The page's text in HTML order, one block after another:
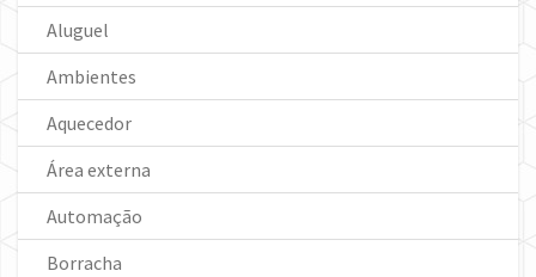
Aluguel
Ambientes
Aquecedor
Área externa
Automação
Borracha